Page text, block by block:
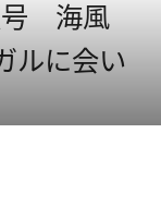
号 海風
ルに会い